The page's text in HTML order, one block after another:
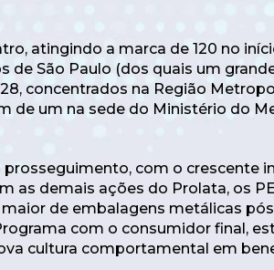
atingindo a marca de 120 no
de São Paulo (dos quais um
concentrados na Região
de um na sede do Ministério do
com o crescente
as demais ações do Prolata, os
de embalagens metálicas
com o consumidor final,
cultura comportamental em